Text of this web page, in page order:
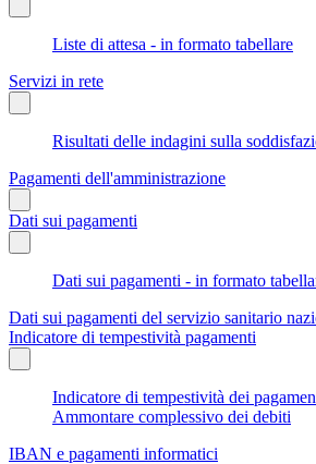
Liste di attesa - in formato tabellare
Servizi in rete
Risultati delle indagini sulla
Pagamenti dell'amministrazione
Dati sui pagamenti
Dati sui pagamenti - in formato
Dati sui pagamenti del servizio sanitario
Indicatore di tempestività pagamenti
Indicatore di tempestività dei
Ammontare complessivo dei debiti
IBAN e pagamenti informatici